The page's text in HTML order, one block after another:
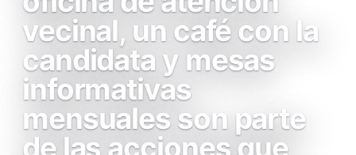
vecinal, un café con la
candidata y mesas
informativas
mensuales son parte
de las acciones que